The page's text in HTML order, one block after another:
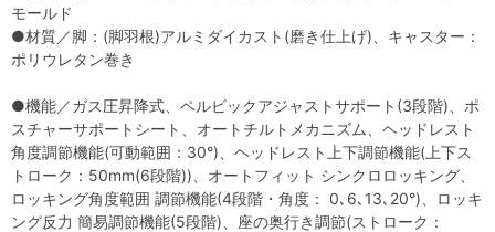
モールド
●材質／脚：(脚羽根)アルミダイカスト(磨き仕上げ)、キャスター：
ポリウレタン巻き
●機能／ガス圧昇降式、ペルビックアジャストサポート(3段階)、ポ
スチャーサポートシート、オートチルトメカニズム、ヘッドレスト
角度調節機能(可動範囲：30°)、ヘッドレスト上下調節機能(上下ス
トローク：50mm(6段階))、オートフィット シンクロロッキング、
ロッキング角度範囲 調節機能(4段階・角度： 0､6､13､20°)、ロッキ
ング反力 簡易調節機能(5段階)、座の奥行き調節(ストローク：